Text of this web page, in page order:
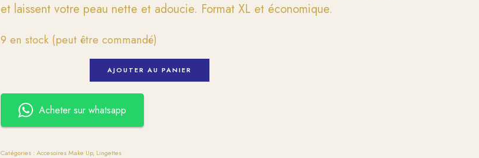
et laissent votre peau nette et adoucie. Format XL et économique.
9 en stock (peut être commandé)
AJOUTER AU PANIER
Acheter sur whatsapp
Catégories :Accesoires Make Up, Lingettes